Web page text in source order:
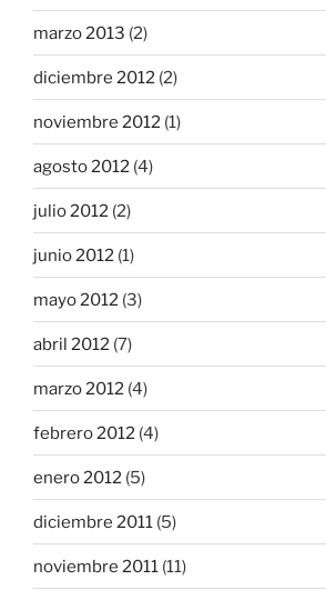
marzo 2013 (2)
diciembre 2012 (2)
noviembre 2012 (1)
agosto 2012 (4)
julio 2012 (2)
junio 2012 (1)
mayo 2012 (3)
abril 2012 (7)
marzo 2012 (4)
febrero 2012 (4)
enero 2012 (5)
diciembre 2011 (5)
noviembre 2011 (11)